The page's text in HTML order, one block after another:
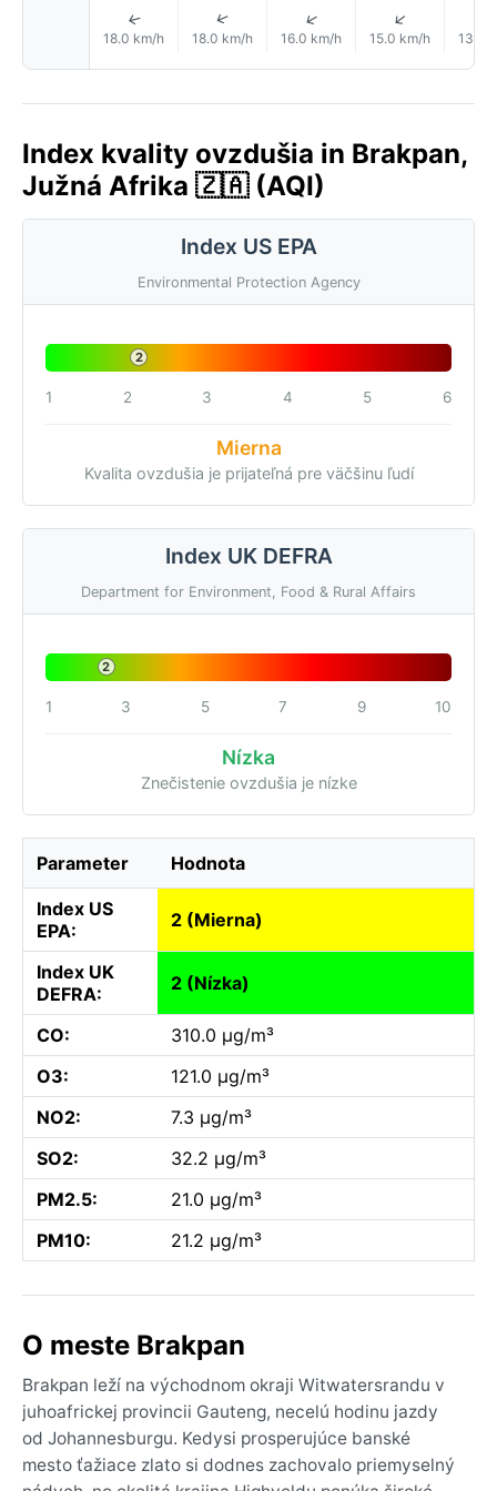
↑
18.0 km/h
↑
18.0 km/h
↑
16.0 km/h
↑
15.0 km/h 13.0
Index kvality ovzdušia in Brakpan,
Južná Afrika 🇿🇦 (AQI)
Index US EPA
Environmental Protection Agency
2
1 2 3 4 5 6
Mierna
Kvalita ovzdušia je prijateľná pre väčšinu ľudí
Index UK DEFRA
Department for Environment, Food & Rural Affairs
2
1 3 5 7 9 10
Nízka
Znečistenie ovzdušia je nízke
Parameter Hodnota
Index US
EPA:
2 (Mierna)
Index UK
DEFRA:
2 (Nízka)
CO:
310.0 µg/m³
O3:
121.0 µg/m³
NO2:
7.3 µg/m³
SO2:
32.2 µg/m³
PM2.5:
21.0 µg/m³
PM10:
21.2 µg/m³
O meste Brakpan
Brakpan leží na východnom okraji Witwatersrandu v
juhoafrickej provincii Gauteng, necelú hodinu jazdy
od Johannesburgu. Kedysi prosperujúce banské
mesto ťažiace zlato si dodnes zachovalo priemyselný